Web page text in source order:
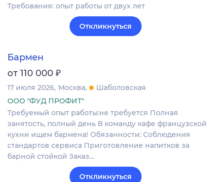
Требования: опыт работы от двух лет
Откликнуться
Бармен
от 110 000 ₽
17 июля 2026 Москва
Шаболовская
ООО "ФУД ПРОФИТ"
Требуемый опыт работы:не требуется Полная
занятость, полный день В команду кафе французской
кухни ищем бармена! Обязанности: Соблюдения
стандартов сервиса Приготовление напитков за
барной стойкой Заказ…
Откликнуться